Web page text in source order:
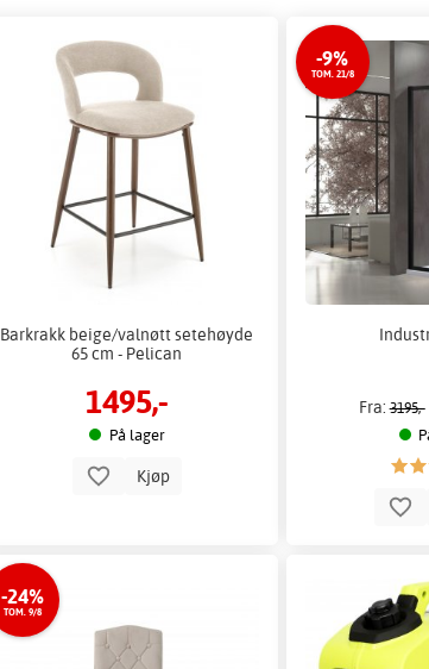
Barkrakk beige/valnøtt setehøyde
65 cm - Pelican
1495,-
På lager
Kjøp
-9%
TOM. 21/8
Fra:3195,-
-24%
TOM. 9/8